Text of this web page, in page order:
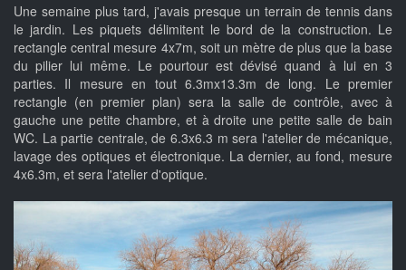
Une semaine plus tard, j'avais presque un terrain de tennis dans
le jardin. Les piquets délimitent le bord de la construction. Le
rectangle central mesure 4x7m, soit un mètre de plus que la base
du pilier lui même. Le pourtour est dévisé quand à lui en 3
parties. Il mesure en tout 6.3mx13.3m de long. Le premier
rectangle (en premier plan) sera la salle de contrôle, avec à
gauche une petite chambre, et à droite une petite salle de bain
WC. La partie centrale, de 6.3x6.3 m sera l'atelier de mécanique,
lavage des optiques et électronique. La dernier, au fond, mesure
4x6.3m, et sera l'atelier d'optique.